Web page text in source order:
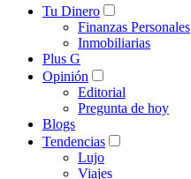
Tu Dinero
Finanzas Personales
Inmobiliarias
Plus G
Opinión
Editorial
Pregunta de hoy
Blogs
Tendencias
Lujo
Viajes